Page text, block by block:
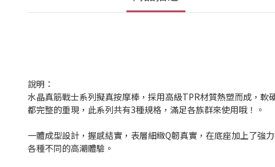
說明：
水晶真筋戰士系列擬真按摩棒，採用高級TPR材質熱塑而成，
都完整的重現，此系列共有3種規格，滿足各族群來使用哦！。
一體成型設計，握感結實，表層細緻Q韌真實，在底座加上了強
各種不同的高潮體驗。